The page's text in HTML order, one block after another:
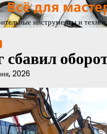
Всё для
инструменты и
сбавил
2026